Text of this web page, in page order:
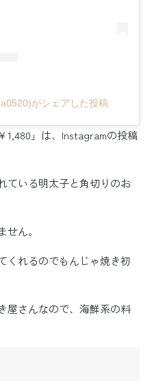
がシェアした投稿
」は、Instagramの投稿
ている明太子と角切りのお
ん。
くれるのでもんじゃ焼き初
屋さんなので、海鮮系の料